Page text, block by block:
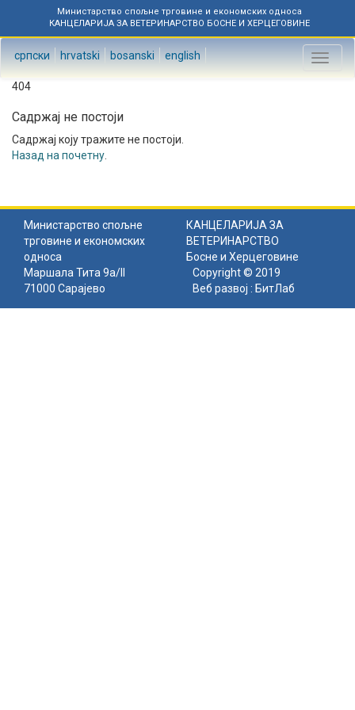
Министарство спољне трговине и економских односа
КАНЦЕЛАРИЈА ЗА ВЕТЕРИНАРСТВО БОСНЕ И ХЕРЦЕГОВИНЕ
српски hrvatski bosanski english
Toggle
404
Садржај не постоји
Садржај коју тражите не постоји.
Назад на почетну
Министарство спољне
трговине и економских
односа
КАНЦЕЛАРИЈА ЗА
ВЕТЕРИНАРСТВО
Босне и Херцеговине
Маршала Тита 9а/II
71000 Сарајево
Copyright © 2019
Веб развој : БитЛаб